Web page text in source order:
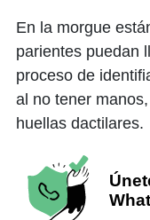
En la morgue
parientes puedan
proceso de
al no tener
huellas dactilares.